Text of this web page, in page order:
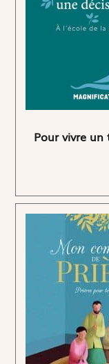
Pour vivre